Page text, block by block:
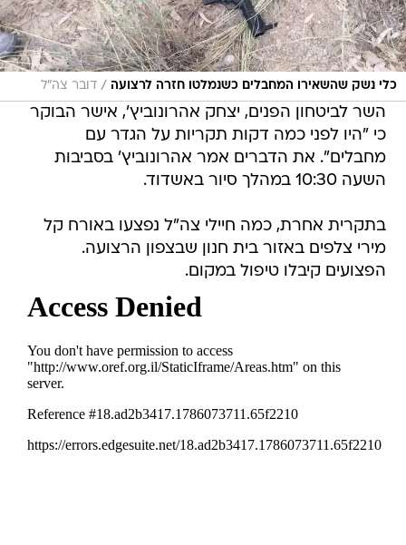
כלי נשק שהשאירו המחבלים כשנמלטו חזרה לרצועה / דובר צה"ל
השר לביטחון הפנים, יצחק אהרונוביץ', אישר הבוקר
כי "היו לפני כמה דקות תקריות על הגדר עם
מחבלים". את הדברים אמר אהרונוביץ' בסביבות
השעה 10:30 במהלך סיור באשדוד.
בתקרית אחרת, כמה חיילי צה"ל נפצעו באורח קל
מירי צלפים באזור בית חנון שבצפון הרצועה.
הפצועים קיבלו טיפול במקום.